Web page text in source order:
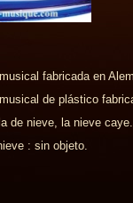
fabricada en
de plástico
de nieve, la nieve caye.
: sin objeto.